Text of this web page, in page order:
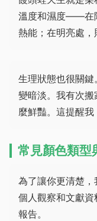
溫度和濕度——在
熱能；在明亮處，
生理狀態也很關
變暗淡。我有次
麼鮮豔。這提醒我
常見顏色類型
為了讓你更清楚
個人觀察和文獻
報告。